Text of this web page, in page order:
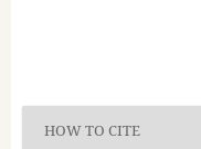
HOW TO CITE